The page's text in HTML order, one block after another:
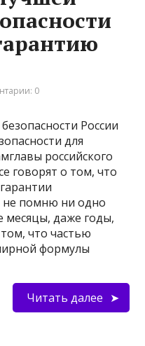
0
России
для
российского
говорят о том, что
не помню ни одно
месяцы, даже годы,
что частью
формулы
Читать далее